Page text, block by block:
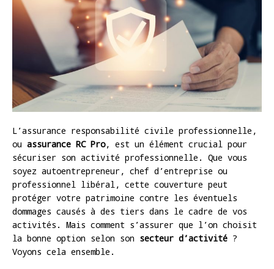
L’assurance responsabilité civile professionnelle,
ou assurance RC Pro, est un élément crucial pour
sécuriser son activité professionnelle. Que vous
soyez autoentrepreneur, chef d’entreprise ou
professionnel libéral, cette couverture peut
protéger votre patrimoine contre les éventuels
dommages causés à des tiers dans le cadre de vos
activités. Mais comment s’assurer que l’on choisit
la bonne option selon son secteur d’activité ?
Voyons cela ensemble.